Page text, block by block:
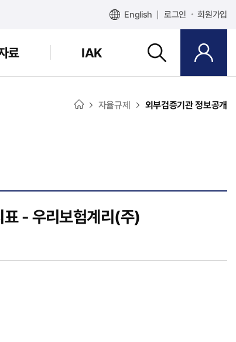
English 로그인 회원가입
료 IAK
자율규제 외부검증기관 정보공개
- 우리보험계리(주)